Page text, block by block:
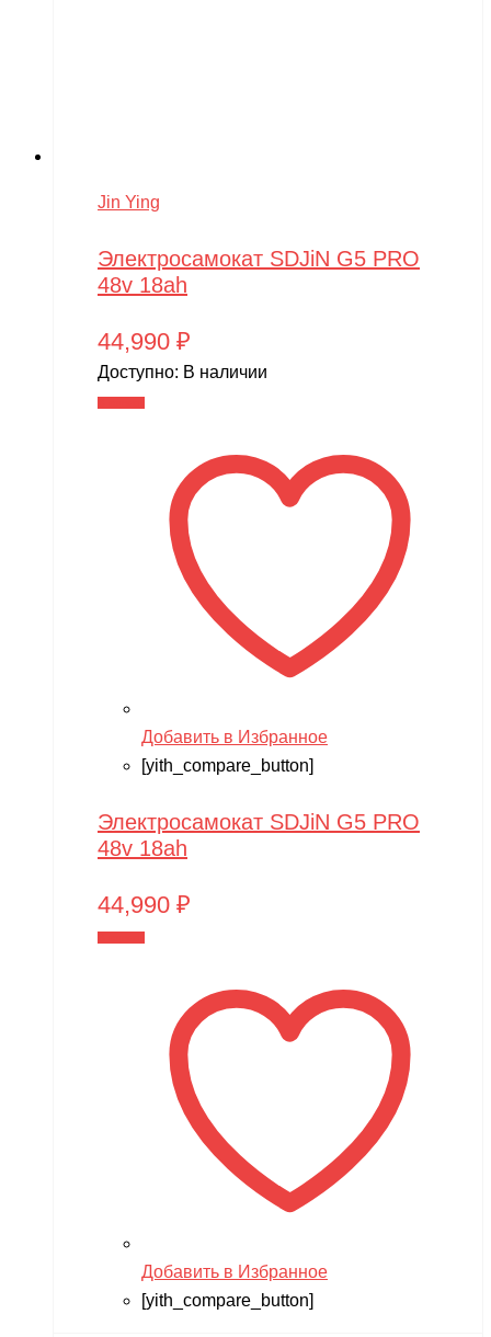
Jin Ying
Электросамокат SDJiN G5 PRO
48v 18ah
44,990 ₽
Доступно: В наличии
Добавить в Избранное
[yith_compare_button]
Электросамокат SDJiN G5 PRO
48v 18ah
44,990 ₽
Добавить в Избранное
[yith_compare_button]